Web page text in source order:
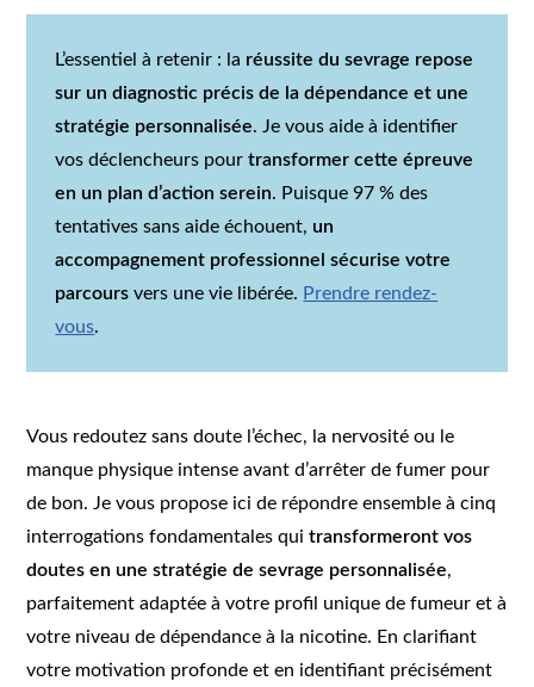
L’essentiel à retenir : la réussite du sevrage repose
sur un diagnostic précis de la dépendance et une
stratégie personnalisée. Je vous aide à identifier
vos déclencheurs pourtransformer cette épreuve
en un plan d’action serein. Puisque 97 % des
tentatives sans aide échouent, un
accompagnement professionnel sécurise votre
parcours vers une vie libérée. Prendre rendez-
vous.
Vous redoutez sans doute l’échec, la nervosité ou le
manque physique intense avant d’arrêter de fumer pour
de bon. Je vous propose ici de répondre ensemble à cinq
interrogations fondamentales quitransformeront vos
doutes en une stratégie de sevrage personnalisée,
parfaitement adaptée à votre profil unique de fumeur et à
votre niveau de dépendance à la nicotine. En clarifiant
votre motivation profonde et en identifiant précisément